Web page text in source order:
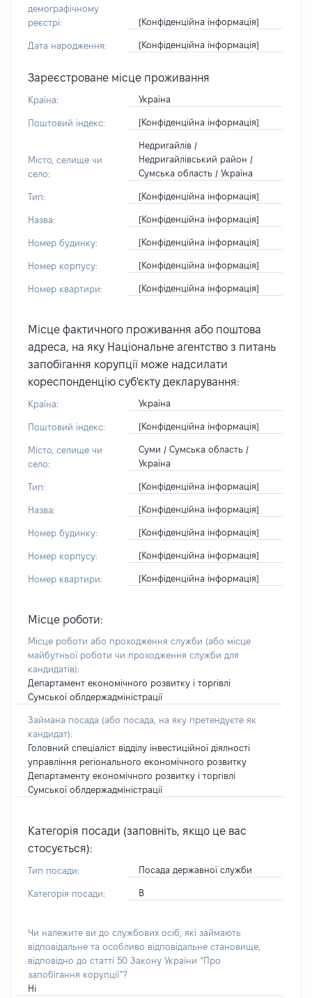
демографічному
реєстрі:
[Конфіденційна інформація]
Дата народження: [Конфіденційна інформація]
Зареєстроване місце проживання
Країна: Україна
Поштовий індекс: [Конфіденційна інформація]
Місто, селище чи
село:
Недригайлів /
Недригайлівський район /
Сумська область / Україна
Тип: [Конфіденційна інформація]
Назва: [Конфіденційна інформація]
Номер будинку: [Конфіденційна інформація]
Номер корпусу: [Конфіденційна інформація]
Номер квартири: [Конфіденційна інформація]
Місце фактичного проживання або поштова
адреса, на яку Національне агентство з питань
запобігання корупції може надсилати
кореспонденцію суб'єкту декларування:
Країна: Україна
Поштовий індекс: [Конфіденційна інформація]
Місто, селище чи
село:
Суми / Сумська область /
Україна
Тип: [Конфіденційна інформація]
Назва: [Конфіденційна інформація]
Номер будинку: [Конфіденційна інформація]
Номер корпусу: [Конфіденційна інформація]
Номер квартири: [Конфіденційна інформація]
Місце роботи:
Місце роботи або проходження служби (або місце
майбутньої роботи чи проходження служби для
кандидатів):
Департамент економічного розвитку і торгівлі
Сумської облдержадміністрації
Займана посада (або посада, на яку претендуєте як
кандидат):
Головний спеціаліст відділу інвестиційної діялності
управління регіонального економічного розвитку
Департаменту економічного розвитку і торгівлі
Сумської облдержадміністрації
Категорія посади (заповніть, якщо це вас
стосується):
Тип посади: Посада державної служби
Категорія посади: В
Чи належите ви до службових осіб, які займають
відповідальне та особливо відповідальне становище,
відповідно до статті 50 Закону України “Про
запобігання корупції”?
Ні